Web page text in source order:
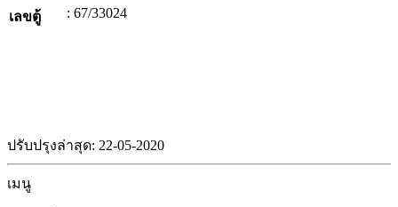
เลขตู้ : 67/33024
ปรับปรุงล่าสุด: 22-05-2020
เมนู